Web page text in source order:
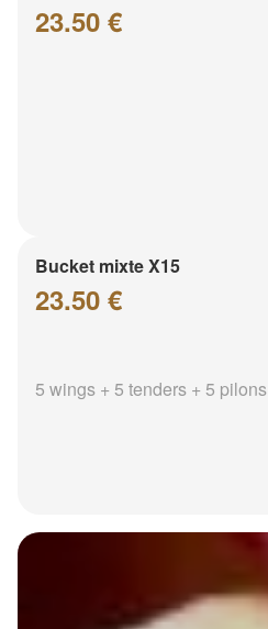
23.50 €
Bucket mixte X15
23.50 €
5 wings + 5 tenders + 5 pilons